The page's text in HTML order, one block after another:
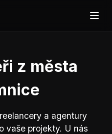
z města
a agentury
vaše projekty. U nás